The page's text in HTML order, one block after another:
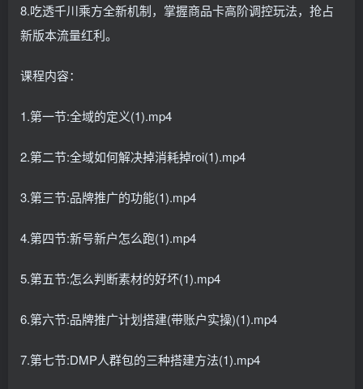
8.吃透千川乘方全新机制，掌握商品卡高阶调控玩法，抢占
新版本流量红利。
课程内容：
1.第一节:全域的定义(1).mp4
2.第二节:全域如何解决掉消耗掉roi(1).mp4
3.第三节:品牌推广的功能(1).mp4
4.第四节:新号新户怎么跑(1).mp4
5.第五节:怎么判断素材的好坏(1).mp4
6.第六节:品牌推广计划搭建(带账户实操)(1).mp4
7.第七节:DMP人群包的三种搭建方法(1).mp4